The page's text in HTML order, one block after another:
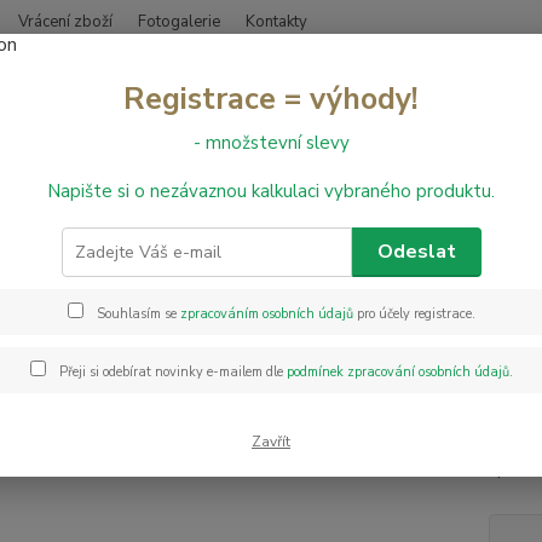
Vrácení zboží Fotogalerie Kontakty
Hledat
PVC podlahy Texline PVC Gerflor Texline 1740 - Timber Naturel
Gerflor Texline 1740 - Timber
PVC
Registrace = výhody!
- množstevní slevy
Napište si o nezávaznou kalkulaci vybraného produktu.
Odeslat
Souhlasím se zpracováním osobních údajůpro účely registrace.
Přeji si odebírat novinky e-mailem dle podmínek zpracování osobních údajů.
Zavřít